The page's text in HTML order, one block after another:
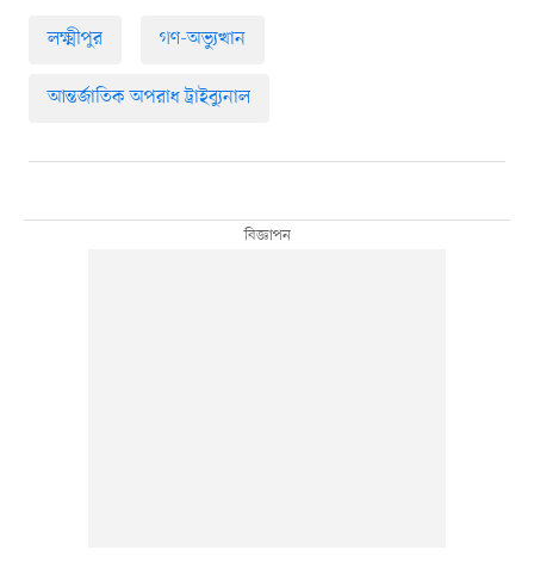
লক্ষ্মীপুর গণ-অভ্যুত্থান
আন্তর্জাতিক অপরাধ ট্রাইব্যুনাল